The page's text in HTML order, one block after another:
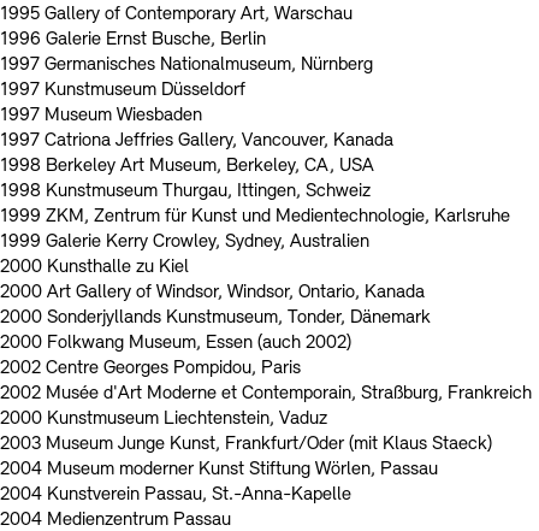
1995 Gallery of Contemporary Art, Warschau
1996 Galerie Ernst Busche, Berlin
1997 Germanisches Nationalmuseum, Nürnberg
1997 Kunstmuseum Düsseldorf
1997 Museum Wiesbaden
1997 Catriona Jeffries Gallery, Vancouver, Kanada
1998 Berkeley Art Museum, Berkeley, CA, USA
1998 Kunstmuseum Thurgau, Ittingen, Schweiz
1999 ZKM, Zentrum für Kunst und Medientechnologie, Karlsruhe
1999 Galerie Kerry Crowley, Sydney, Australien
2000 Kunsthalle zu Kiel
2000 Art Gallery of Windsor, Windsor, Ontario, Kanada
2000 Sonderjyllands Kunstmuseum, Tonder, Dänemark
2000 Folkwang Museum, Essen (auch 2002)
2002 Centre Georges Pompidou, Paris
2002 Musée d'Art Moderne et Contemporain, Straßburg, Frankreich
2000 Kunstmuseum Liechtenstein, Vaduz
2003 Museum Junge Kunst, Frankfurt/Oder (mit Klaus Staeck)
2004 Museum moderner Kunst Stiftung Wörlen, Passau
2004 Kunstverein Passau, St.-Anna-Kapelle
2004 Medienzentrum Passau